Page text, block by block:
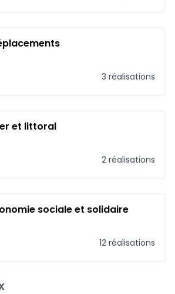
3 réalisations
et littoral
2 réalisations
sociale et solidaire
12 réalisations